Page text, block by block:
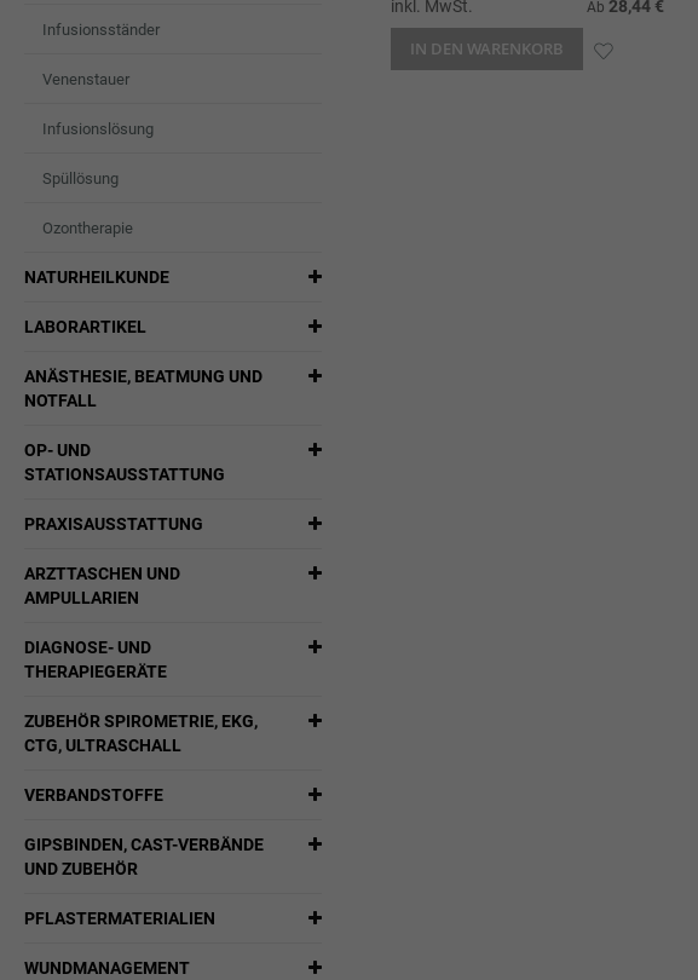
inkl. MwSt. Ab28,44 €
IN DEN WARENKORB
Infusionsständer
Venenstauer
Infusionslösung
Spüllösung
Ozontherapie
NATURHEILKUNDE
LABORARTIKEL
ANÄSTHESIE, BEATMUNG UND
NOTFALL
OP- UND
STATIONSAUSSTATTUNG
PRAXISAUSSTATTUNG
ARZTTASCHEN UND
AMPULLARIEN
DIAGNOSE- UND
THERAPIEGERÄTE
ZUBEHÖR SPIROMETRIE, EKG,
CTG, ULTRASCHALL
VERBANDSTOFFE
GIPSBINDEN, CAST-VERBÄNDE
UND ZUBEHÖR
PFLASTERMATERIALIEN
WUNDMANAGEMENT